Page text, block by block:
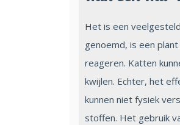
Het is een
genoemd, is een
reageren. Katten
kwijlen. Echter, het
kunnen niet fysiek
stoffen. Het gebruik